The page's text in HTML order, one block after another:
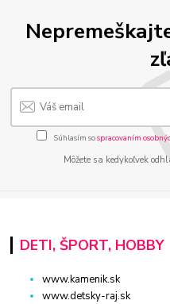
Súhlasím sospracovaním
Môžete sa kedykoľvek
DETI, ŠPORT, HOBBY
www.kamenik.sk
www.detsky-raj.sk